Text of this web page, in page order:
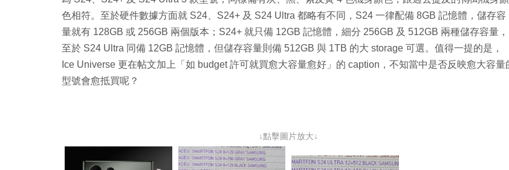
色相符。至於硬件數據方面就 S24、S24+ 及 S24 Ultra 都略有不同，S24 一律配備 8GB 記憶體，儲存容
量就有 128GB 或 256GB 兩個版本；S24+ 就只備 12GB 記憶體，細分 256GB 及 512GB 兩種儲存容量，
至於 S24 Ultra 同備 12GB 記憶體，但儲存容量則備 512GB 與 1TB 的大 storage 可選。值得一提的是，
Ice Universe 更在帖文加上「如 budget 許可就買愈大容量愈好」的 caption，不知當中是否反映愈大容量
型號會愈抵買呢？
↓點擊圖片放大↓